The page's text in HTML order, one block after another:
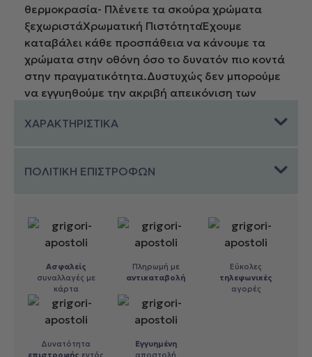
θερμοκρασία- Πλένετε τα σκούρα χρώματα
ξεχωριστάΧρωματική ΠιστότηταΈχουμε
καταβάλει κάθε προσπάθεια να κάνουμε τα
χρώματα στην οθόνη όσο το δυνατόν πιο κοντά
στην πραγματικότητα.Δυστυχώς δεν μπορούμε
να εγγυηθούμε την ακριβή απεικόνιση των
οθόνη ενδέχεται να διαφέρουν ανάλογα με τις
επικοινωνήσετε μαζί μας πριν προβείτε σε
ΧΑΡΑΚΤΗΡΙΣΤΙΚΑ
ΠΟΛΙΤΙΚΗ ΕΠΙΣΤΡΟΦΩΝ
Ασφαλείς
συναλλαγές με
κάρτα
Πληρωμή με
αντικαταβολή
Εύκολες
τηλεφωνικές
αγορές
Δυνατότητα
επιστροφής εντός
Εγγυημένη
αποστολή